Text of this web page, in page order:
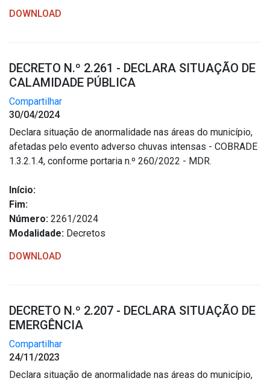
DOWNLOAD
DECRETO N.º 2.261 - DECLARA SITUAÇÃO DE
CALAMIDADE PÚBLICA
Compartilhar
30/04/2024
Declara situação de anormalidade nas áreas do município,
afetadas pelo evento adverso chuvas intensas - COBRADE
1.3.2.1.4, conforme portaria n.º 260/2022 - MDR.
Início:
Fim:
Número: 2261/2024
Modalidade: Decretos
DOWNLOAD
DECRETO N.º 2.207 - DECLARA SITUAÇÃO DE
EMERGÊNCIA
Compartilhar
24/11/2023
Declara situação de anormalidade nas áreas do município,